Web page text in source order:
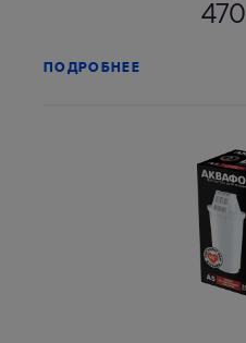
470
ПОДРОБНЕЕ